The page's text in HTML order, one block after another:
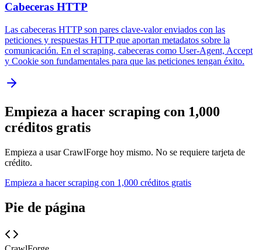
Cabeceras HTTP
Las cabeceras HTTP son pares clave-valor enviados con las
peticiones y respuestas HTTP que aportan metadatos sobre la
comunicación. En el scraping, cabeceras como User-Agent, Accept
y Cookie son fundamentales para que las peticiones tengan éxito.
Empieza a hacer scraping con 1,000
créditos gratis
Empieza a usar CrawlForge hoy mismo. No se requiere tarjeta de
crédito.
Empieza a hacer scraping con 1,000 créditos gratis
Pie de página